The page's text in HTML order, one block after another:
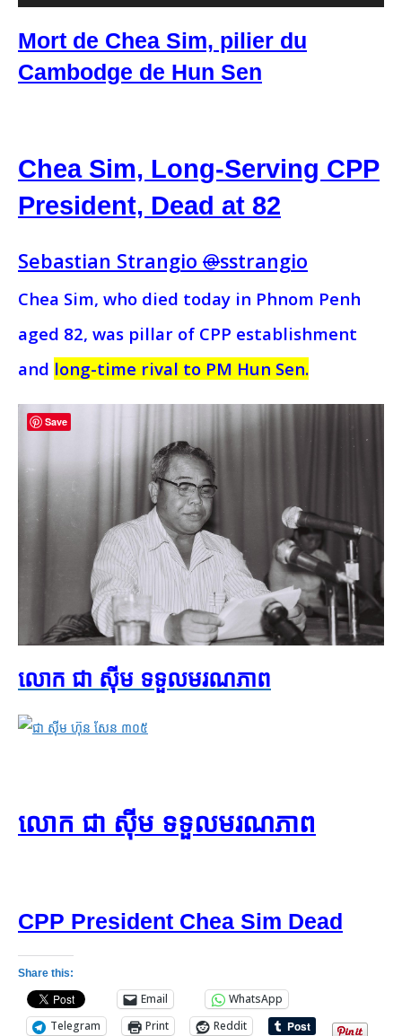
Player
Mort de Chea Sim, pilier du
Cambodge de Hun Sen
Chea Sim, Long-Serving CPP
President, Dead at 82
Sebastian Strangio @sstrangio
Chea Sim, who died today in Phnom Penh
aged 82, was pillar of CPP establishment
and long-time rival to PM Hun Sen.
លោក ជា ស៊ីម ទទួលមរណភាព​
លោក ជា ស៊ីម ទទួល​មរណភាព
CPP President Chea Sim Dead
Share this:
Email
WhatsApp
Telegram
Print Reddit
Save